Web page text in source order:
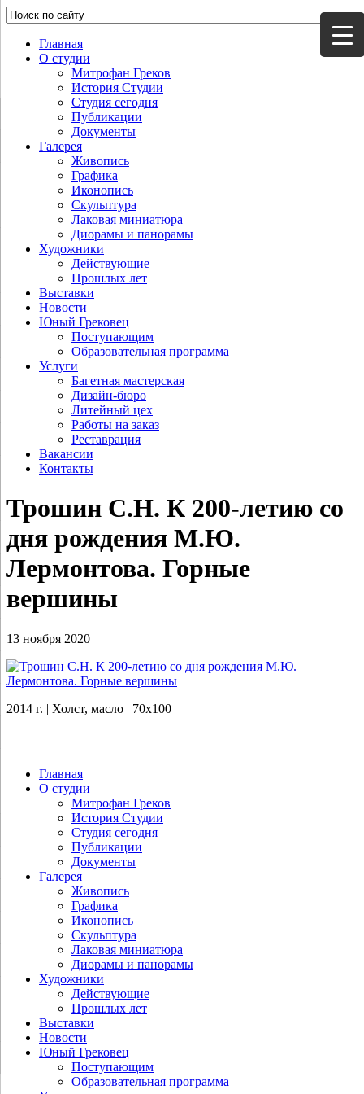
Главная
О студии
Митрофан Греков
История Студии
Студия сегодня
Публикации
Документы
Галерея
Живопись
Графика
Иконопись
Скульптура
Лаковая миниатюра
Диорамы и панорамы
Художники
Действующие
Прошлых лет
Выставки
Новости
Юный Грековец
Поступающим
Образовательная программа
Услуги
Багетная мастерская
Дизайн-бюро
Литейный цех
Работы на заказ
Реставрация
Вакансии
Контакты
Трошин С.Н. К 200-летию со
дня рождения М.Ю.
Лермонтова. Горные
вершины
13 ноября 2020
2014 г. | Холст, масло | 70х100
Главная
О студии
Митрофан Греков
История Студии
Студия сегодня
Публикации
Документы
Галерея
Живопись
Графика
Иконопись
Скульптура
Лаковая миниатюра
Диорамы и панорамы
Художники
Действующие
Прошлых лет
Выставки
Новости
Юный Грековец
Поступающим
Образовательная программа